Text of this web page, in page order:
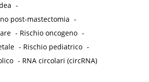
-
post-mastectomia -
- Rischio oncogeno -
- Rischio pediatrico -
- RNA circolari (circRNA)